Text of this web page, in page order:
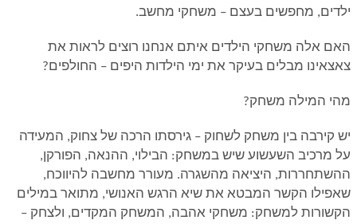
ילדים, מחפשים בעצם – משחקי מחשב.
האם אלה משחקי הילדים איתם אנחנו רוצים לראות את
צאצאינו מבלים בעיקר את ימי הילדות היפים – החולפים?
מהי המילה משחק?
יש קירבה בין משחק לשחוק – גירסתו הרכה של צחוק, המעידה
על מרכיב השעשוע שיש במשחק: הבילוי, ההנאה, הפורקן,
ההשתחררות, היציאה מהשגרה. מעורר מחשבה להיווכח,
שאפילו הקשר המבטא את שיא הרגש האנושי, מתואר במילים
הקשורות למשחק: משחקי אהבה, המשחק המקדים, ולצחק –